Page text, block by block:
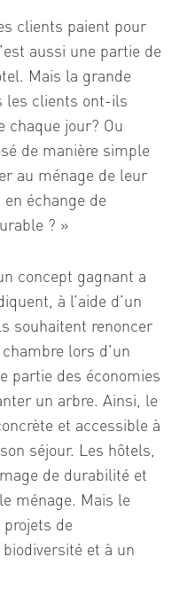
clients paient pour
aussi une partie de
Mais la grande
les clients ont-ils
chaque jour? Ou
de manière simple
au ménage de leur
échange de
? »
concept gagnant a
à l’aide d’un
souhaitent renoncer
lors d’un
partie des économies
un arbre. Ainsi, le
et accessible à
séjour. Les hôtels,
de durabilité et
ménage. Mais le
de
et à un